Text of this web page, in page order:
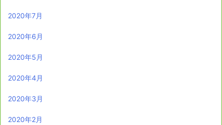
2020年7月
2020年6月
2020年5月
2020年4月
2020年3月
2020年2月